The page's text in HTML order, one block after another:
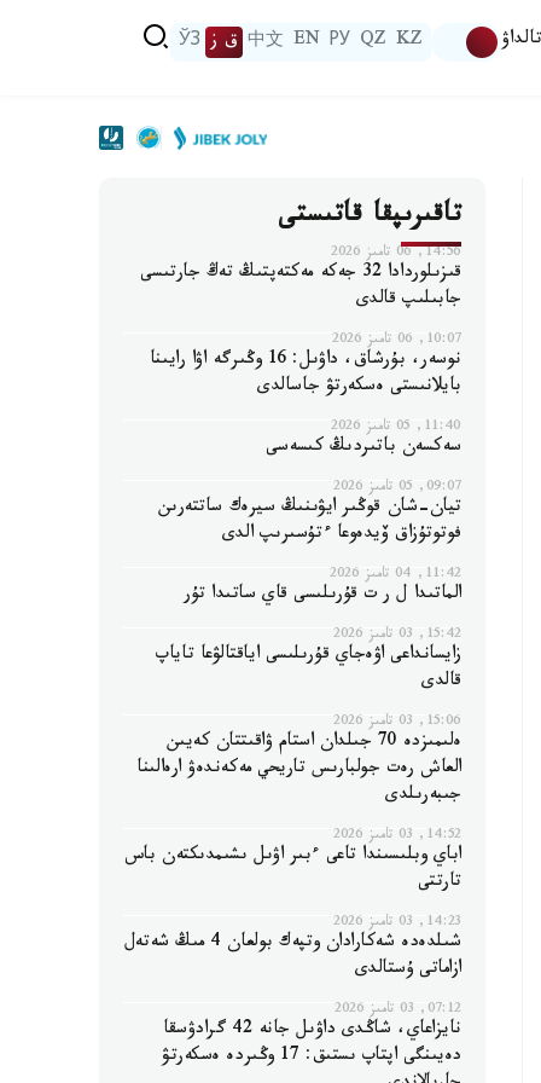
تالداۋ KZ
QZ
РУ
EN
中文 ق ز ЎЗ
تاقىرىپقا قاتىستى
14:56, 06 تامىز 2026
قىزىلوردادا 32 جەكە مەكتەپتىڭ تەڭ جارتىسى
جابىلىپ قالدى
10:07, 06 تامىز 2026
نوسەر، بۇرشاق، داۋىل: 16 وڭىرگە اۋا رايىنا
بايلانىستى ەسكەرتۋ جاسالدى
11:40, 05 تامىز 2026
سەكسەن باتىردىڭ كىسەسى
09:07, 05 تامىز 2026
تيان-شان قوڭىر ايۋىنىڭ سيرەك ساتتەرىن
فوتوتۇزاق ۆيدەوعا ءتۇسىرىپ الدى
11:42, 04 تامىز 2026
الماتىدا ل ر ت قۇرىلىسى قاي ساتىدا تۇر
15:42, 03 تامىز 2026
زايسانداعى اۋەجاي قۇرىلىسى اياقتالۋعا تاياپ
قالدى
15:06, 03 تامىز 2026
ەلىمىزدە 70 جىلدان استام ۋاقىتتان كەيىن
العاش رەت جولبارىس تاريحي مەكەندەۋ ارەالىنا
جىبەرىلدى
14:52, 03 تامىز 2026
اباي وبلىسىندا تاعى ءبىر اۋىل ىشىمدىكتەن باس
تارتتى
14:23, 03 تامىز 2026
شىلدەدە شەكارادان وتپەك بولعان 4 مىڭ شەتەل
ازاماتى ۇستالدى
07:12, 03 تامىز 2026
نايزاعاي، شاڭدى داۋىل جانە 42 گرادۋسقا
دەيىنگى اپتاپ ىستىق: 17 وڭىردە ەسكەرتۋ